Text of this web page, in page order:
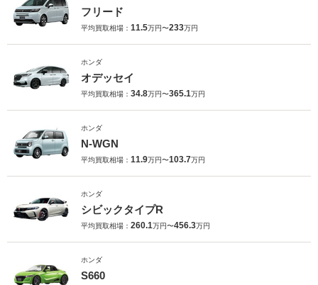
フリード
平均買取相場： 11.5万円〜233万円
ホンダ
オデッセイ
平均買取相場： 34.8万円〜365.1万円
ホンダ
N-WGN
平均買取相場： 11.9万円〜103.7万円
ホンダ
シビックタイプR
平均買取相場： 260.1万円〜456.3万円
ホンダ
S660